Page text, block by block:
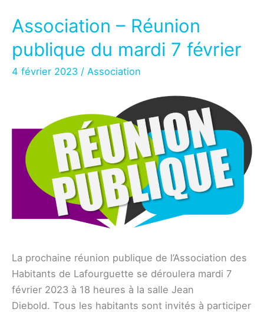
du
7
mars
2023
Association – Réunion
publique du mardi 7 février
4 février 2023 / Association
La prochaine réunion publique de l’Association des
Habitants de Lafourguette se déroulera mardi 7
février 2023 à 18 heures à la salle Jean
Diebold. Tous les habitants sont invités à participer